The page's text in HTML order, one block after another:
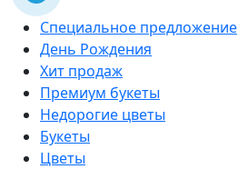
Специальное предложение
День Рождения
Хит продаж
Премиум букеты
Недорогие цветы
Букеты
Цветы